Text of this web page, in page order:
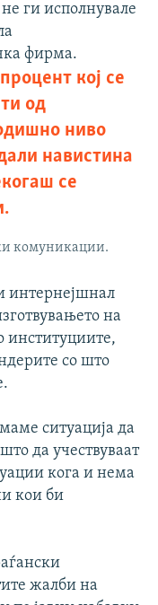
ги исполнувале
фирма.
кој се
од
ниво
навистина
се
комуникации.
интернејшнал
на
институциите,
со што
ситуација да
да учествуваат
кога и нема
кои би
жалби на